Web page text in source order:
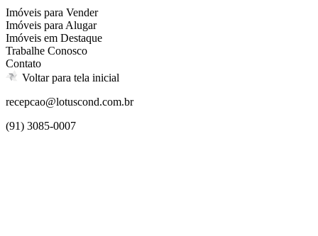
Imóveis para Vender
Imóveis para Alugar
Imóveis em Destaque
Trabalhe Conosco
Contato
Voltar para tela inicial
recepcao@lotuscond.com.br
(91) 3085-0007